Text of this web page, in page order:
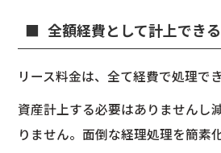
全額経費として計上できる
リース料金は、全て経費で処理でき
資産計上する必要はありませんし
りません。面倒な経理処理を簡素